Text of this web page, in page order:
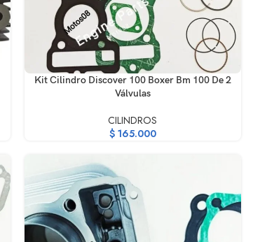
AÑADIR AL CARRITO
Kit Cilindro Discover 100 Boxer Bm 100 De 2
Válvulas
CILINDROS
$165.000